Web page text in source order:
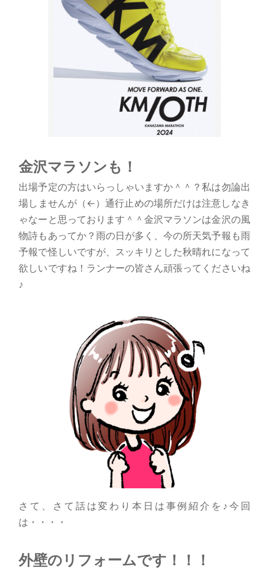
金沢マラソンも！
出場予定の方はいらっしゃいますか＾＾？私は勿論出
場しませんが（←）通行止めの場所だけは注意しなき
ゃなーと思っております＾＾金沢マラソンは金沢の風
物詩もあってか？雨の日が多く、今の所天気予報も雨
予報で怪しいですが、スッキリとした秋晴れになって
欲しいですね！ランナーの皆さん頑張ってくださいね
♪
さて、さて話は変わり本日は事例紹介を♪今回
は・・・・
外壁のリフォームです！！！